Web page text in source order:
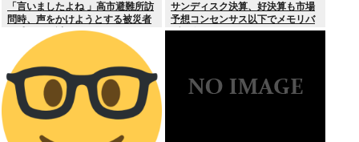
「言いましたよね 」高市避難所訪
問時、声をかけようとする被災者
を威圧する謎のハゲガードマンが
サンディスク決算、好決算も市場
予想コンセンサス以下でメモリバ
ブル終了へ